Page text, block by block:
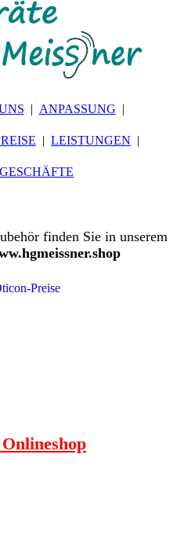
ANPASSUNG
LEISTUNGEN
finden Sie in unserem
Preise